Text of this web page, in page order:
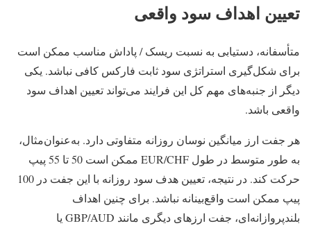
تعیین اهداف سود واقعی
متأسفانه، دستیابی به نسبت ریسک / پاداش مناسب ممکن است
برای شکل‌گیری استراتژی سود ثابت فارکس کافی نباشد. یکی
دیگر از جنبه‌های مهم کل این فرایند می‌تواند تعیین اهداف سود
واقعی باشد.
هر جفت ارز میانگین نوسان روزانه متفاوتی دارد. به‌عنوان‌مثال،
به طور متوسط ​​در طول EUR/CHF ممکن است 50 تا 55 پیپ
حرکت کند. در نتیجه، تعیین هدف سود روزانه با این جفت در 100
پیپ ممکن است واقع‌بینانه نباشد. برای چنین اهداف
بلندپروازانه‌ای، جفت ارزهای دیگری مانند GBP/AUD یا